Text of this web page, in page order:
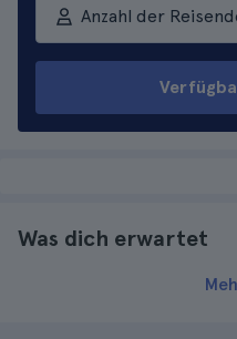
Anzahl der
Was dich erwartet